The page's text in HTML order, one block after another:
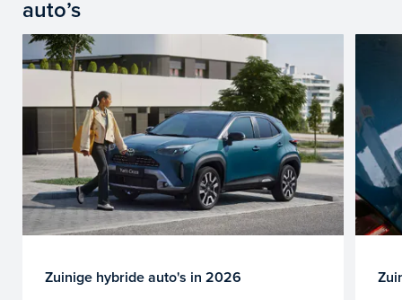
auto’s
Zuinige hybride auto's in 2026